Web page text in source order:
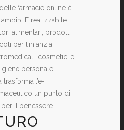
delle farmacie online è
È realizzabile
alimentari, prodotti
per l’infanzia,
cosmetici e
personale.
trasforma l’e-
un punto di
il benessere.